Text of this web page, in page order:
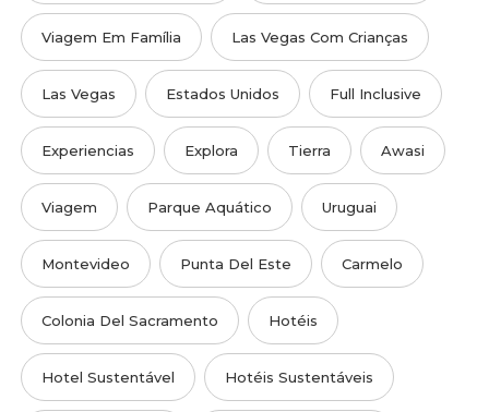
Viagem Em Família Las Vegas Com Crianças
Las Vegas Estados Unidos Full Inclusive
Experiencias Explora Tierra Awasi
Viagem Parque Aquático Uruguai
Montevideo Punta Del Este Carmelo
Colonia Del Sacramento Hotéis
Hotel Sustentável Hotéis Sustentáveis